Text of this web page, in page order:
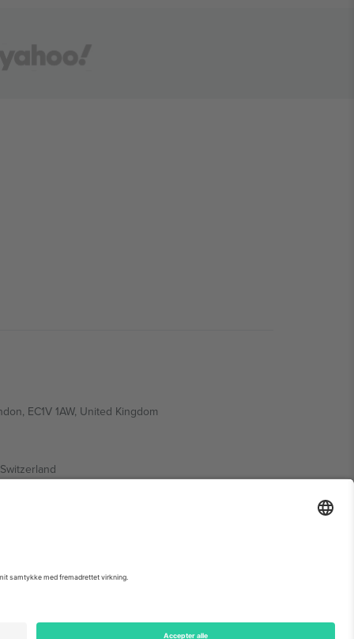
EC1V 1AW, United Kingdom